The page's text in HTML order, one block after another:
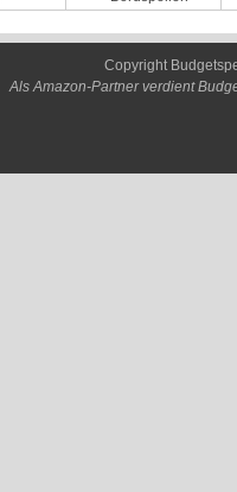
Copyright
Als Amazon-Partner verdient